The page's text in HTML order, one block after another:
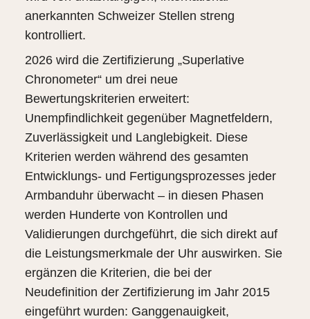
anerkannten Schweizer Stellen streng
kontrolliert.
2026 wird die Zertifizierung „Superlative
Chronometer“ um drei neue
Bewertungskriterien erweitert:
Unempfindlichkeit gegenüber Magnetfeldern,
Zuverlässigkeit und Langlebigkeit. Diese
Kriterien werden während des gesamten
Entwicklungs- und Fertigungsprozesses jeder
Armbanduhr überwacht – in diesen Phasen
werden Hunderte von Kontrollen und
Validierungen durchgeführt, die sich direkt auf
die Leistungsmerkmale der Uhr auswirken. Sie
ergänzen die Kriterien, die bei der
Neudefinition der Zertifizierung im Jahr 2015
eingeführt wurden: Ganggenauigkeit,